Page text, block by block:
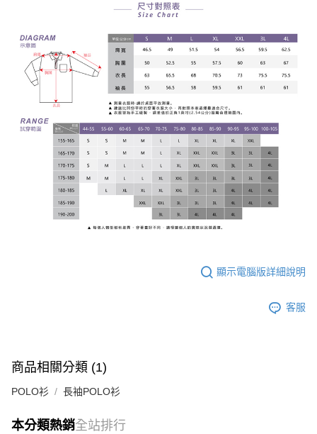
顯示電腦版詳細說明
客服
商品相關分類 (1)
POLO衫 長袖POLO衫
本分類熱銷全站排行